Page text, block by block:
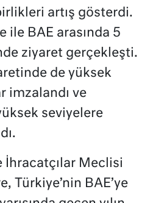
artış gösterdi.
ile BAE arasında 5
ziyaret gerçekleşti.
de yüksek
imzalandı ve
seviyelere
İhracatçılar Meclisi
Türkiye’nin BAE’ye